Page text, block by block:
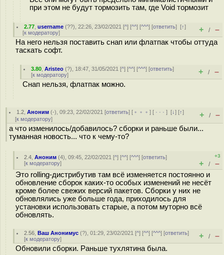
при этом не будут тормозить там, где Void тормозит
2.77 ,username (??), 22:26, 23/02/2021 [^] [^^] [^^^] [ответить][↑]
[к модератору] + / –
На него нельзя поставить снап или флатпак чтобы оттуда
таскать софт.
3.80 ,Aristeo (?), 18:47, 31/05/2021 [^] [^^] [^^^] [ответить]
[к модератору] + / –
Снап нельзя, флатпак можно.
1.2 ,Аноним (-), 09:23, 22/02/2021 [ответить] [ ﹢﹢﹢] [ · · ·][↓] [↑]
[к модератору] + / –
а что изменилось/добавилось? сборки и раньше были...
туманная новость... что к чему-то?
2.4 ,Аноним (4), 09:45, 22/02/2021 [^] [^^] [^^^] [ответить]
[к модератору]
+3
+ / –
Это rolling-дистрибутив там всё изменяется постоянно и
обновление сборок каких-то особых изменений не несёт
кроме более свежих версий пакетов. Сборки у них не
обновлялись уже больше года, приходилось для
установки использовать старые, а потом муторно всё
обновлять.
2.56 ,Ваш Анонимус (?), 01:29, 23/02/2021 [^] [^^] [^^^] [ответить]
[к модератору] + / –
Обновили сборки. Раньше тухлятина была.